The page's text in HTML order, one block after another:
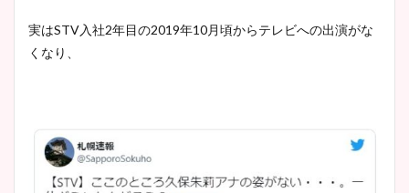
実はSTV入社2年目の2019年10月頃からテレビへの出演がな
くなり、